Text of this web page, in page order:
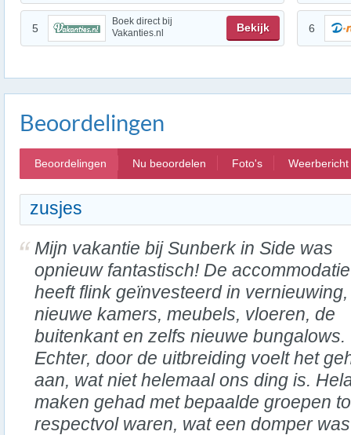
5
Boek direct bij
Vakanties.nl
Bekijk 6
Beoordelingen
Beoordelingen Nu beoordelen Foto's Weerbericht
zusjes
Mijn vakantie bij Sunberk in Side was
opnieuw fantastisch! De accommodatie
heeft flink geïnvesteerd in
nieuwe kamers, meubels, vloeren, de
buitenkant en zelfs nieuwe bungalows.
Echter, door de uitbreiding voelt het
aan, wat niet helemaal ons ding is.
maken gehad met bepaalde groepen
respectvol waren, wat een domper